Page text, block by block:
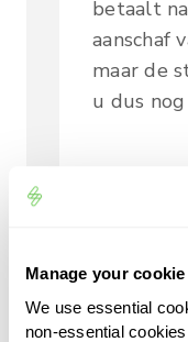
Manage your
We use essential
non-essential
betaalt
aanschaf
maar de
u dus
Met een
u nooit
plek om